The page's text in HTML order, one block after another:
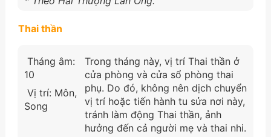
Thai thần
Tháng âm:
10
Vị trí: Môn,
Song
Trong tháng này, vị trí Thai thần ở
cửa phòng và cửa sổ phòng thai
phụ. Do đó, không nên dịch chuyển
vị trí hoặc tiến hành tu sửa nơi này,
tránh làm động Thai thần, ảnh
hưởng đến cả người mẹ và thai nhi.